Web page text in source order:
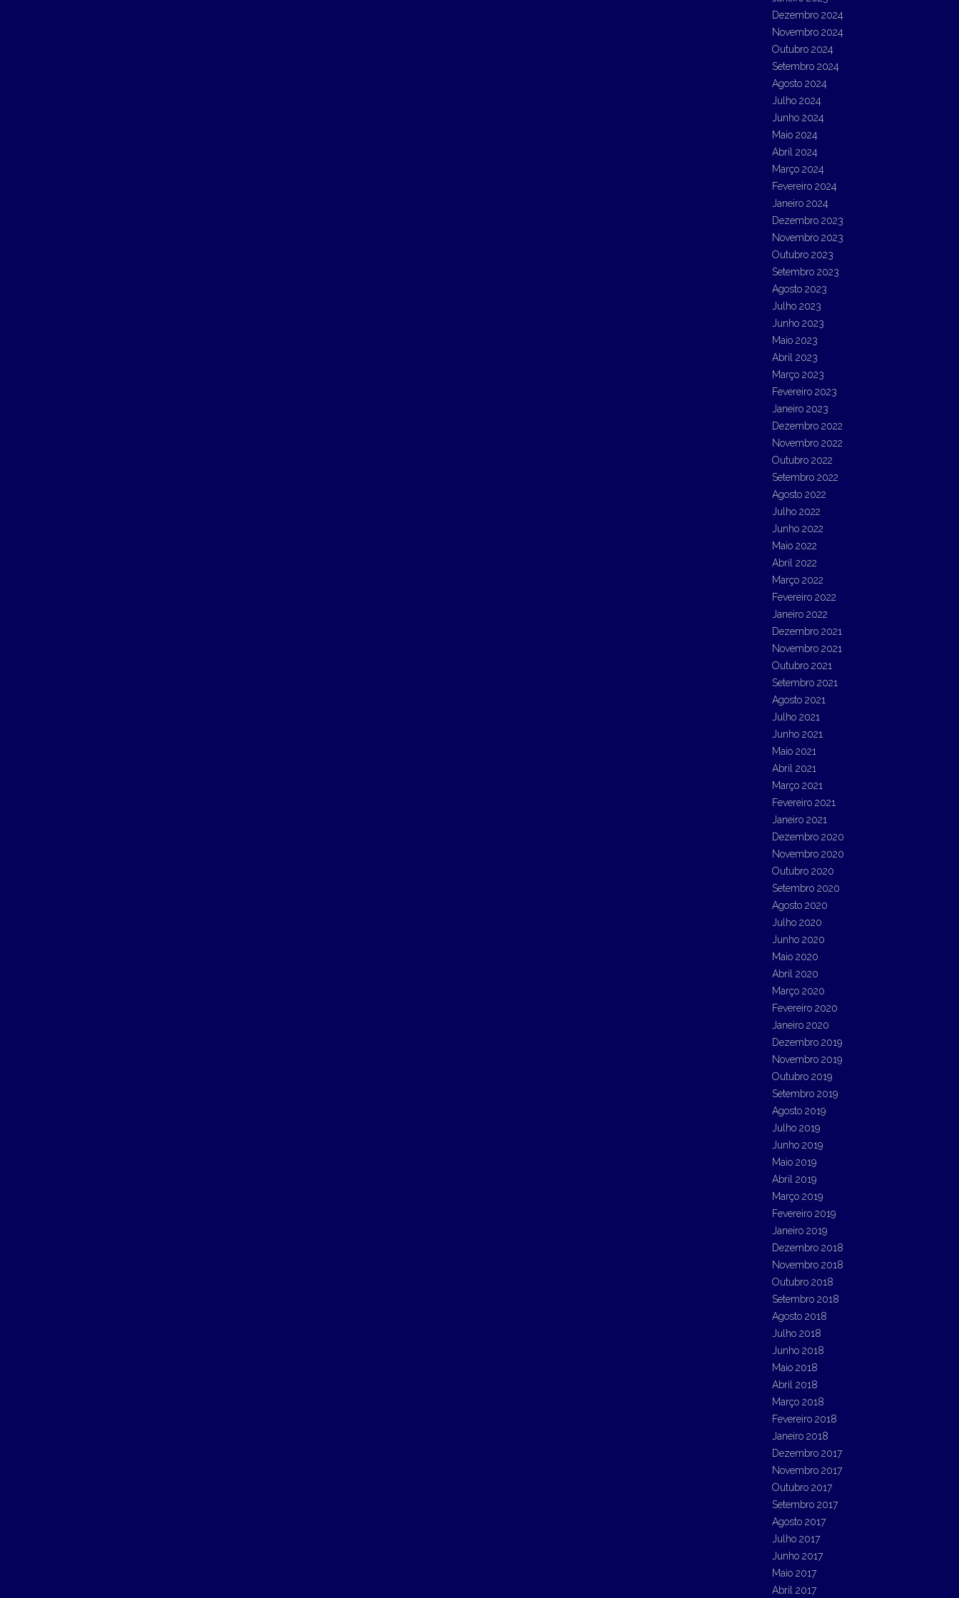
Dezembro 2024
Novembro 2024
Outubro 2024
Setembro 2024
Agosto 2024
Julho 2024
Junho 2024
Maio 2024
Abril 2024
Março 2024
Fevereiro 2024
Janeiro 2024
Dezembro 2023
Novembro 2023
Outubro 2023
Setembro 2023
Agosto 2023
Julho 2023
Junho 2023
Maio 2023
Abril 2023
Março 2023
Fevereiro 2023
Janeiro 2023
Dezembro 2022
Novembro 2022
Outubro 2022
Setembro 2022
Agosto 2022
Julho 2022
Junho 2022
Maio 2022
Abril 2022
Março 2022
Fevereiro 2022
Janeiro 2022
Dezembro 2021
Novembro 2021
Outubro 2021
Setembro 2021
Agosto 2021
Julho 2021
Junho 2021
Maio 2021
Abril 2021
Março 2021
Fevereiro 2021
Janeiro 2021
Dezembro 2020
Novembro 2020
Outubro 2020
Setembro 2020
Agosto 2020
Julho 2020
Junho 2020
Maio 2020
Abril 2020
Março 2020
Fevereiro 2020
Janeiro 2020
Dezembro 2019
Novembro 2019
Outubro 2019
Setembro 2019
Agosto 2019
Julho 2019
Junho 2019
Maio 2019
Abril 2019
Março 2019
Fevereiro 2019
Janeiro 2019
Dezembro 2018
Novembro 2018
Outubro 2018
Setembro 2018
Agosto 2018
Julho 2018
Junho 2018
Maio 2018
Abril 2018
Março 2018
Fevereiro 2018
Janeiro 2018
Dezembro 2017
Novembro 2017
Outubro 2017
Setembro 2017
Agosto 2017
Julho 2017
Junho 2017
Maio 2017
Abril 2017